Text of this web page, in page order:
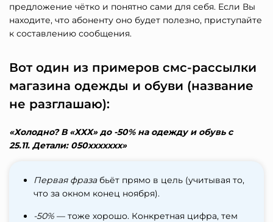
предложение чётко и понятно сами для себя. Если Вы
находите, что абоненту оно будет полезно, приступайте
к составлению сообщения.
Вот один из примеров смс-рассылки
магазина одежды и обуви (название
не разглашаю):
«Холодно? В «ХХХ» до -50% на одежду и обувь с
25.11. Детали: 050ххххххх»
Первая фразабьёт прямо в цель (учитывая то,
что за окном конец ноября).
-50% — тоже хорошо. Конкретная цифра, тем